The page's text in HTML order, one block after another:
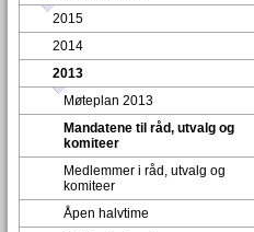
2015
2014
2013
Møteplan 2013
Mandatene til råd, utvalg og
komiteer
Medlemmer i råd, utvalg og
komiteer
Åpen halvtime